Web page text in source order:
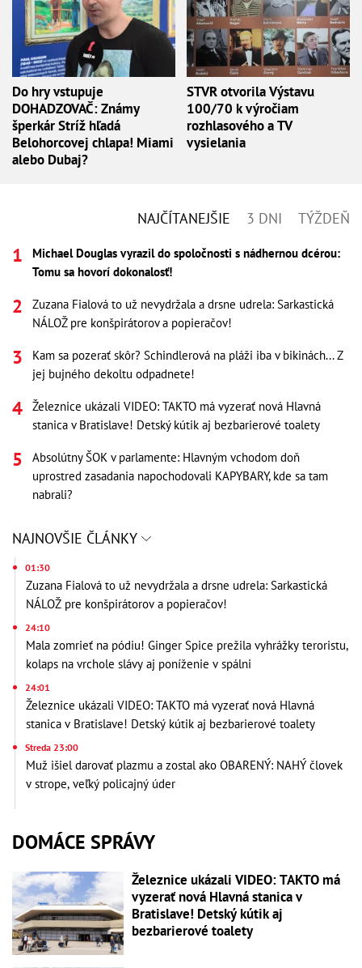
Do hry vstupuje
DOHADZOVAČ: Známy
šperkár Stríž hľadá
Belohorcovej chlapa! Miami
alebo Dubaj?
STVR otvorila Výstavu
100/70 k výročiam
rozhlasového a TV
vysielania
NAJČÍTANEJŠIE 3 DNI TÝŽDEŇ
Michael Douglas vyrazil do spoločnosti s nádhernou dcérou:
Tomu sa hovorí dokonalosť!
Zuzana Fialová to už nevydržala a drsne udrela: Sarkastická
NÁLOŽ pre konšpirátorov a popieračov!
Kam sa pozerať skôr? Schindlerová na pláži iba v bikinách... Z
jej bujného dekoltu odpadnete!
Železnice ukázali VIDEO: TAKTO má vyzerať nová Hlavná
stanica v Bratislave! Detský kútik aj bezbarierové toalety
Absolútny ŠOK v parlamente: Hlavným vchodom doň
uprostred zasadania napochodovali KAPYBARY, kde sa tam
nabrali?
NAJNOVŠIE ČLÁNKY
01:30
Zuzana Fialová to už nevydržala a drsne udrela: Sarkastická
NÁLOŽ pre konšpirátorov a popieračov!
24:10
Mala zomrieť na pódiu! Ginger Spice prežila vyhrážky teroristu,
kolaps na vrchole slávy aj poníženie v spálni
24:01
Železnice ukázali VIDEO: TAKTO má vyzerať nová Hlavná
stanica v Bratislave! Detský kútik aj bezbarierové toalety
Streda 23:00
Muž išiel darovať plazmu a zostal ako OBARENÝ: NAHÝ človek
v strope, veľký policajný úder
DOMÁCE SPRÁVY
Železnice ukázali VIDEO: TAKTO má
vyzerať nová Hlavná stanica v
Bratislave! Detský kútik aj
bezbarierové toalety